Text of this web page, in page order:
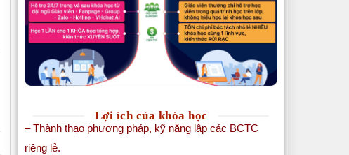
Lợi ích của khóa học
– Thành thạo phương pháp, kỹ năng lập các BCTC
riêng lẻ.